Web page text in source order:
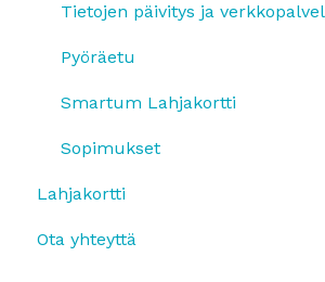
Pyöräetu
Etujen käyttö
OmaLahjakortti
Pyöräetu
Työsuhde-etujen käyttäminen
Tietojen päivitys ja
Pyöräetu
Smartum Lahjakortti
Sopimukset
Lahjakortti
Smartum Lahjakortin käyttö
Ota yhteyttä